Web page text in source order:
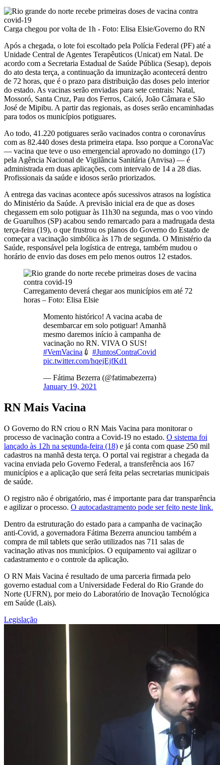
Carga chegou por volta de 1h - Foto: Elisa Elsie/Governo do RN
Após a chegada, o lote foi escoltado pela Polícia Federal (PF) até a
Unidade Central de Agentes Terapêuticos (Unicat) em Natal. De
acordo com a Secretaria Estadual de Saúde Pública (Sesap), depois
do ato desta terça, a continuação da imunização acontecerá dentro
de 72 horas, que é o prazo para distribuição das doses pelo interior
do estado. As vacinas serão enviadas para sete centrais: Natal,
Mossoró, Santa Cruz, Pau dos Ferros, Caicó, João Câmara e São
José de Mipibu. A partir das regionais, as doses serão encaminhadas
para todos os municípios potiguares.
Ao todo, 41.220 potiguares serão vacinados contra o coronavírus
com as 82.440 doses desta primeira etapa. Isso porque a CoronaVac
— vacina que teve o uso emergencial aprovado no domingo (17)
pela Agência Nacional de Vigilância Sanitária (Anvisa) — é
administrada em duas aplicações, com intervalo de 14 a 28 dias.
Profissionais da saúde e idosos serão priorizados.
A entrega das vacinas acontece após sucessivos atrasos na logística
do Ministério da Saúde. A previsão inicial era de que as doses
chegassem em solo potiguar às 11h30 na segunda, mas o voo vindo
de Guarulhos (SP) acabou sendo remarcado para a madrugada desta
terça-feira (19), o que frustrou os planos do Governo do Estado de
começar a vacinação simbólica às 17h de segunda. O Ministério da
Saúde, responsável pela logística de entrega, também mudou o
horário de envio das doses em pelo menos outros 12 estados.
Carregamento deverá chegar aos municípios em até 72
horas – Foto: Elisa Elsie
Momento histórico! A vacina acaba de
desembarcar em solo potiguar! Amanhã
mesmo daremos início à campanha de
vacinação no RN. VIVA O SUS!
#VemVacina 💉 #JuntosContraCovid
pic.twitter.com/hqejEjfKd1
— Fátima Bezerra (@fatimabezerra)
January 19, 2021
RN Mais Vacina
O Governo do RN criou o RN Mais Vacina para monitorar o
processo de vacinação contra a Covid-19 no estado. O sistema foi
lançado às 12h na segunda-feira (18) e já conta com quase 250 mil
cadastros na manhã desta terça. O portal vai registrar a chegada da
vacina enviada pelo Governo Federal, a transferência aos 167
municípios e a aplicação que será feita pelas secretarias municipais
de saúde.
O registro não é obrigatório, mas é importante para dar transparência
e agilizar o processo. O autocadastramento pode ser feito neste link.
Dentro da estruturação do estado para a campanha de vacinação
anti-Covid, a governadora Fátima Bezerra anunciou também a
compra de mil tablets que serão utilizados nas 711 salas de
vacinação ativas nos municípios. O equipamento vai agilizar o
cadastramento e o controle da aplicação.
O RN Mais Vacina é resultado de uma parceria firmada pelo
governo estadual com a Universidade Federal do Rio Grande do
Norte (UFRN), por meio do Laboratório de Inovação Tecnológica
em Saúde (Lais).
Legislação